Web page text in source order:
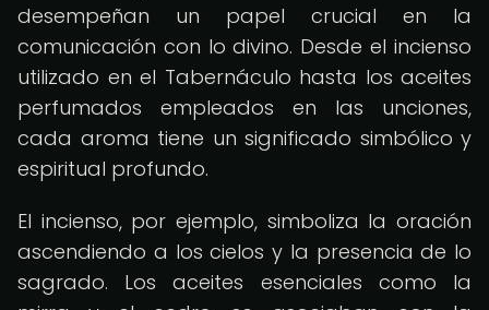
desempeñan un papel crucial en la
comunicación con lo divino. Desde el incienso
utilizado en el Tabernáculo hasta los aceites
perfumados empleados en las unciones,
cada aroma tiene un significado simbólico y
espiritual profundo.
El incienso, por ejemplo, simboliza la oración
ascendiendo a los cielos y la presencia de lo
sagrado. Los aceites esenciales como la